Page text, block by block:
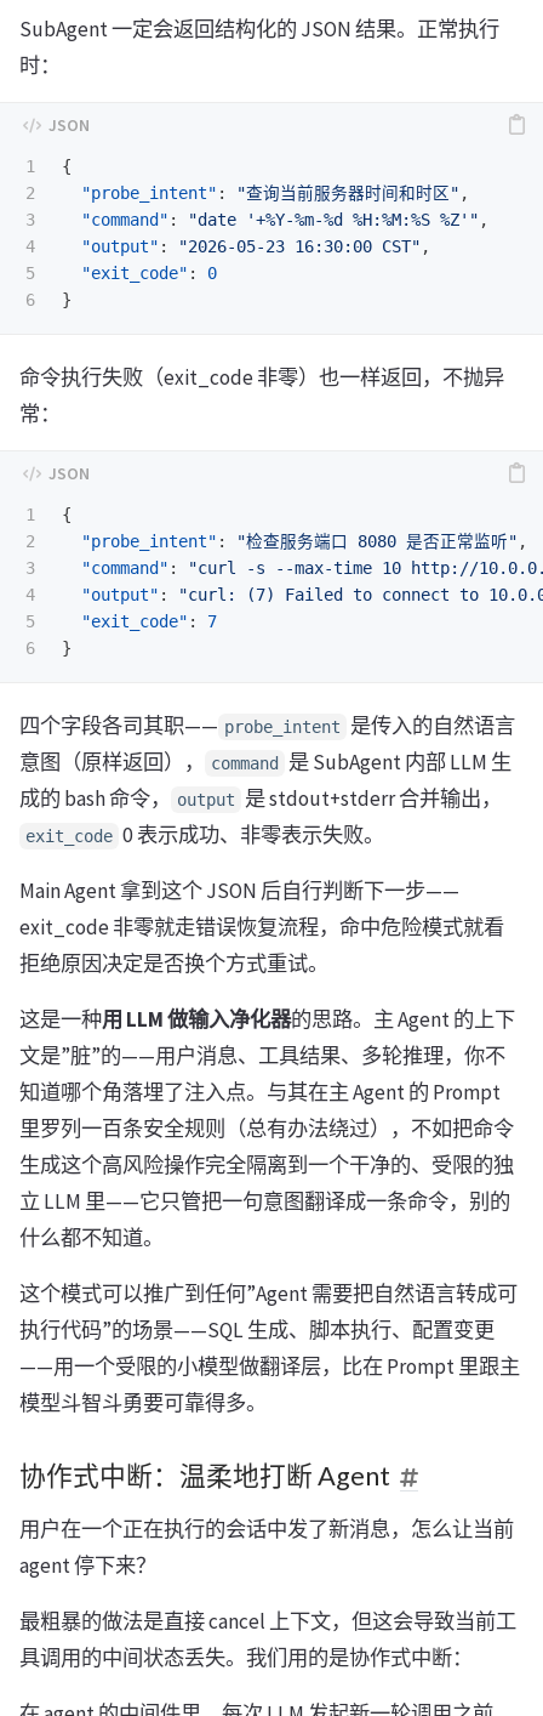
SubAgent 一定会返回结构化的 JSON 结果。正常执行
时：
1
2
3
4
5
{
"probe_intent" : "查询当前服务器时间和时区" ,
"command" : "date '+%Y-%m-%d %H:%M:%S %Z'" ,
"output" : "2026-05-23 16:30:00 CST" ,
"exit_code" :
0
}
命令执行失败（exit_code 非零）也一样返回，不抛异
常：
1
2
3
4
5
{
"probe_intent" : "检查服务端口 8080 是否正常监听" ,
"command" :
"curl -s --max-time 10 http://
"output" :
"curl: (7) Failed to connect to
"exit_code" :
7
}
四个字段各司其职—— probe_intent
是传入的自然语言
意图（原样返回），
command
是 SubAgent 内部 LLM 生
成的 bash 命令，
output 是 stdout+stderr 合并输出，
exit_code 0 表示成功、非零表示失败。
Main Agent 拿到这个 JSON 后自行判断下一步——
exit_code 非零就走错误恢复流程，命中危险模式就看
拒绝原因决定是否换个方式重试。
这是一种用 LLM 做输入净化器的思路。主 Agent 的上下
文是”脏”的——用户消息、工具结果、多轮推理，你不
知道哪个角落埋了注入点。与其在主 Agent 的 Prompt
里罗列一百条安全规则（总有办法绕过），不如把命令
生成这个高风险操作完全隔离到一个干净的、受限的独
立 LLM 里——它只管把一句意图翻译成一条命令，别的
什么都不知道。
这个模式可以推广到任何”Agent 需要把自然语言转成可
执行代码”的场景——SQL 生成、脚本执行、配置变更
——用一个受限的小模型做翻译层，比在 Prompt 里跟主
模型斗智斗勇要可靠得多。
协作式中断：温柔地打断 Agent
用户在一个正在执行的会话中发了新消息，怎么让当前
agent 停下来？
最粗暴的做法是直接 cancel 上下文，但这会导致当前工
具调用的中间状态丢失。我们用的是协作式中断：